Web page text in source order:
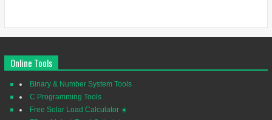
Online Tools
Binary & Number System Tools
C Programming Tools
Free Solar Load Calculator ☀️